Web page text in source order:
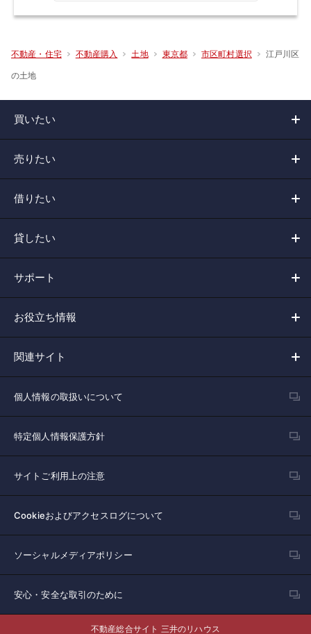
不動産・住宅 不動産購入 土地 東京都 市区町村選択 江戸川区
の土地
買いたい
売りたい
借りたい
貸したい
サポート
お役立ち情報
関連サイト
個人情報の取扱いについて
特定個人情報保護方針
サイトご利用上の注意
Cookieおよびアクセスログについて
ソーシャルメディアポリシー
安心・安全な取引のために
不動産総合サイト 三井のリハウス